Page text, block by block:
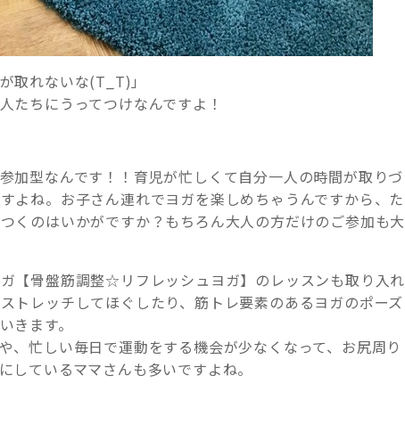
取れないな(T_T)」
たちにうってつけなんですよ！
加型なんです！！育児が忙しくて自分一人の時間が取りづ
よね。お子さん連れでヨガを楽しめちゃうんですから、た
くのはいかがですか？もちろん大人の方だけのご参加も大
【骨盤筋調整☆リフレッシュヨガ】のレッスンも取り入れ
トレッチしてほぐしたり、筋トレ要素のあるヨガのポーズ
きます。
、忙しい毎日で運動をする機会が少なくなって、お尻周り
しているママさんも多いですよね。